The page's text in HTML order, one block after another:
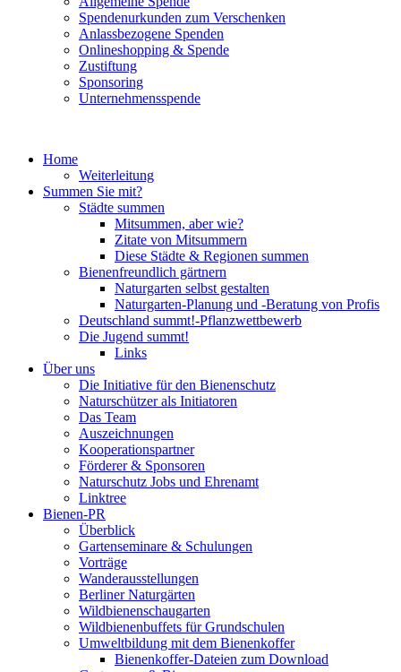
Spendenurkunden zum Verschenken
Anlassbezogene Spenden
Onlineshopping & Spende
Zustiftung
Sponsoring
Unternehmensspende
Home
Weiterleitung
Summen Sie mit?
Städte summen
Mitsummen, aber wie?
Zitate von Mitsummern
Diese Städte & Regionen summen
Bienenfreundlich gärtnern
Naturgarten selbst gestalten
Naturgarten-Planung und -Beratung von Profis
Deutschland summt!-Pflanzwettbewerb
Die Jugend summt!
Links
Über uns
Die Initiative für den Bienenschutz
Naturschützer als Initiatoren
Das Team
Auszeichnungen
Kooperationspartner
Förderer & Sponsoren
Naturschutz Jobs und Ehrenamt
Linktree
Bienen-PR
Überblick
Gartenseminare & Schulungen
Vorträge
Wanderausstellungen
Berliner Naturgärten
Wildbienenschaugarten
Wildbienenbuffets für Grundschulen
Umweltbildung mit dem Bienenkoffer
Bienenkoffer-Dateien zum Download